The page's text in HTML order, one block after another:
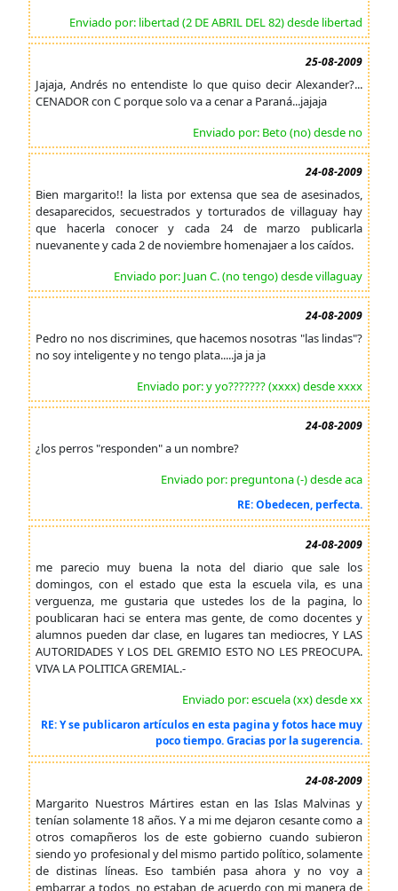
Enviado por: libertad (2 DE ABRIL DEL 82) desde libertad
25-08-2009
Jajaja, Andrés no entendiste lo que quiso decir Alexander?...
CENADOR con C porque solo va a cenar a Paraná...jajaja
Enviado por: Beto (no) desde no
24-08-2009
Bien margarito!! la lista por extensa que sea de asesinados,
desaparecidos, secuestrados y torturados de villaguay hay
que hacerla conocer y cada 24 de marzo publicarla
nuevanente y cada 2 de noviembre homenajaer a los caídos.
Enviado por: Juan C. (no tengo) desde villaguay
24-08-2009
Pedro no nos discrimines, que hacemos nosotras "las lindas"?
no soy inteligente y no tengo plata.....ja ja ja
Enviado por: y yo??????? (xxxx) desde xxxx
24-08-2009
¿los perros "responden" a un nombre?
Enviado por: preguntona (-) desde aca
RE: Obedecen, perfecta.
24-08-2009
me parecio muy buena la nota del diario que sale los
domingos, con el estado que esta la escuela vila, es una
verguenza, me gustaria que ustedes los de la pagina, lo
poublicaran haci se entera mas gente, de como docentes y
alumnos pueden dar clase, en lugares tan mediocres, Y LAS
AUTORIDADES Y LOS DEL GREMIO ESTO NO LES PREOCUPA.
VIVA LA POLITICA GREMIAL.-
Enviado por: escuela (xx) desde xx
RE: Y se publicaron artículos en esta pagina y fotos hace muy
poco tiempo. Gracias por la sugerencia.
24-08-2009
Margarito Nuestros Mártires estan en las Islas Malvinas y
tenían solamente 18 años. Y a mi me dejaron cesante como a
otros comapñeros los de este gobierno cuando subieron
siendo yo profesional y del mismo partido político, solamente
de distinas líneas. Eso también pasa ahora y no voy a
embarrar a todos, no estaban de acuerdo con mi manera de